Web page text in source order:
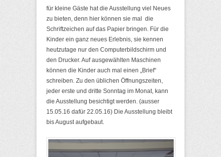
für kleine Gäste hat die Ausstellung viel Neues
zu bieten, denn hier können sie mal die
Schriftzeichen auf das Papier bringen. Für die
Kinder ein ganz neues Erlebnis, sie kennen
heutzutage nur den Computerbildschirm und
den Drucker. Auf ausgewählten Maschinen
können die Kinder auch mal einen „Brief“
schreiben. Zu den üblichen Öffnungszeiten,
jeder erste und dritte Sonntag im Monat, kann
die Ausstellung besichtigt werden. (ausser
15.05.16 dafür 22.05.16) Die Ausstellung bleibt
bis August aufgebaut.